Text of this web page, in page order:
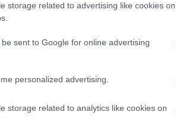
storage related to advertising like cookies on
sent to Google for online advertising
personalized advertising.
storage related to analytics like cookies on
campo sportivo della
Lodigiani a san
quegli stessi anni un
autoreferenziale ma il
Mi sono
tentato di descrivere ne